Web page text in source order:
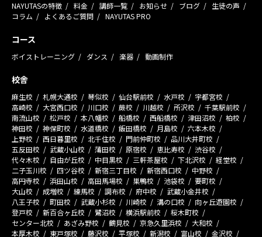
NAYUTASの特徴 料金 講師一覧 お知らせ ブログ
生徒の声
コラム
よくあるご質問 NAYUTAS PRO
コース
ボイストレーニング ダンス 楽器 動画制作
校舎
麻生校 札幌大通校 琴似校 仙台駅前校 水戸校
宇都宮校
高崎校
大宮西口校 川口校 蕨校 川越校 所沢校
千葉駅前校
南流山校
松戸校 本八幡校 船橋校 西船橋校 津田沼校
柏校
神田校
神保町校 水道橋校 飯田橋校 月島校
六本木校
上野校
西日暮里校 北千住校 門前仲町校
品川大井町校
五反田校
武蔵小山校 蒲田校 原宿校 恵比寿校
渋谷校
代々木校
自由が丘校 中目黒校 三軒茶屋校 下北沢校
経堂校
二子玉川校
四ツ谷校 新宿三丁目校 新宿西口校
中野校
高円寺校
浜田山校 高田馬場校 巣鴨校 池袋校
要町校
大山校
成増校 練馬校 調布校 府中校
武蔵小金井校
八王子校
町田校 武蔵小杉校 川崎校 溝の口校
向ヶ丘遊園校
登戸校
新百合ヶ丘校 鷺沼校 横浜駅前校
桜木町校
センター北校
あざみ野校 鶴見校 京急久里浜校
大和校
本厚木校
東戸塚校 藤沢校 平塚校 新潟校 富山校
金沢校